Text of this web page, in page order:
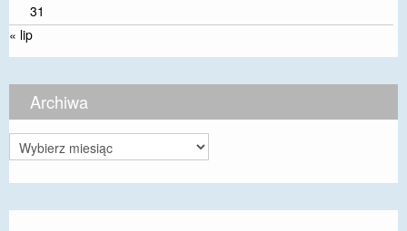
31
« lip
Archiwa
Archiwa